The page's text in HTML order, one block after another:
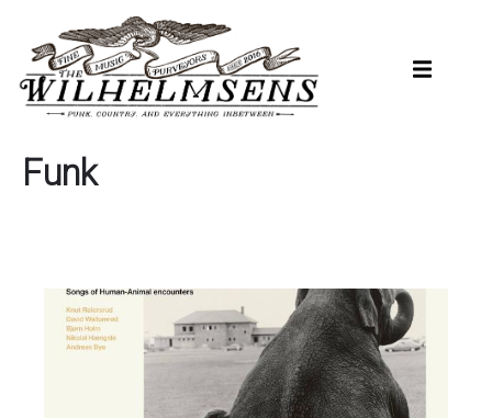
hovedinnhold
Funk